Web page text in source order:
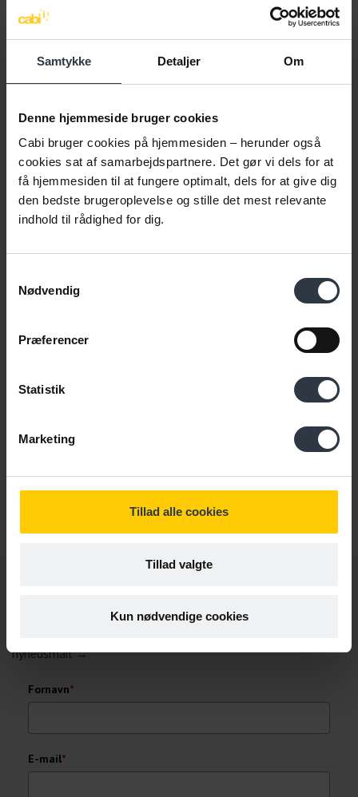
Samtykke Detaljer Om
Denne hjemmeside bruger cookies
Cabi bruger cookies på hjemmesiden – herunder også
cookies sat af samarbejdspartnere. Det gør vi dels for at
få hjemmesiden til at fungere optimalt, dels for at give dig
den bedste brugeroplevelse og stille det mest relevante
indhold til rådighed for dig.
Nødvendig
Præferencer
Statistik
Marketing
Tillad alle cookies
Tillad valgte
Kun nødvendige cookies
Arbejdspladskultur |
Inkluderende
arbejdsfællesskaber |
Inklusionskapacitet |
2293 7666
bpo@cabiweb.dk
Organisationsudvikling |
Arbejdspladskultur |
Inklusionskapacitet |
Facilitering i procesforløb
2228 4213
lon@cabiweb.dk
fab@cabiweb.dk
nyhedsmail →
Fornavn*
E-mail*